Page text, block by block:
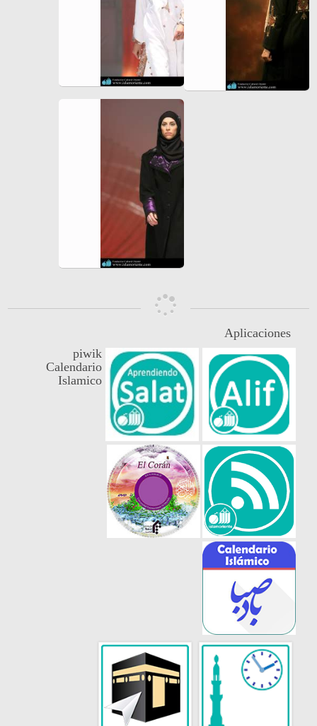
Aplicaciones
piwik
Calendario
Islamico